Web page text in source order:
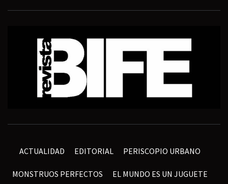
ACTUALIDAD EDITORIAL PERISCOPIO URBANO
MONSTRUOS PERFECTOS EL MUNDO ES UN JUGUETE